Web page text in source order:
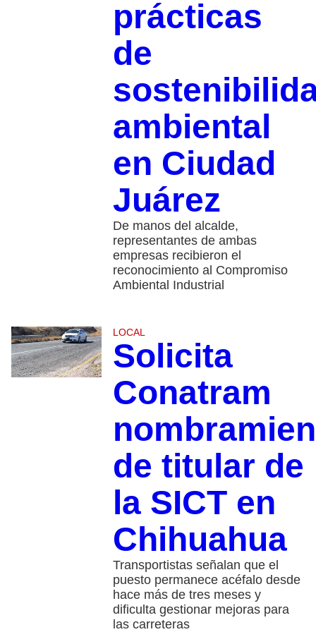
prácticas
de
ambiental
en Ciudad
Juárez
De manos del alcalde,
representantes de ambas
empresas recibieron el
reconocimiento al Compromiso
Ambiental Industrial
LOCAL
Solicita
Conatram
de titular de
la SICT en
Chihuahua
Transportistas señalan que el
puesto permanece acéfalo desde
hace más de tres meses y
dificulta gestionar mejoras para
las carreteras